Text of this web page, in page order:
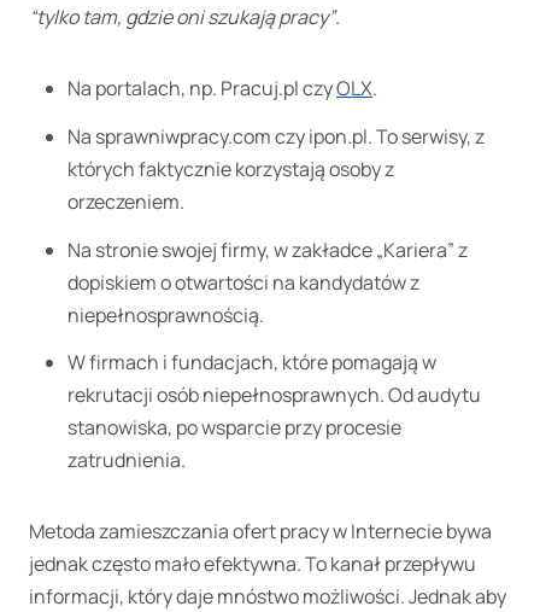
“tylko tam, gdzie oni szukają pracy”.
Na portalach, np. Pracuj.pl czyOLX.
Na sprawniwpracy.com czy ipon.pl. To serwisy, z
których faktycznie korzystają osoby z
orzeczeniem.
Na stronie swojej firmy, w zakładce „Kariera” z
dopiskiem o otwartości na kandydatów z
niepełnosprawnością.
W firmach i fundacjach, które pomagają w
rekrutacji osób niepełnosprawnych. Od audytu
stanowiska, po wsparcie przy procesie
zatrudnienia.
Metoda zamieszczania ofert pracy w Internecie bywa
jednak często mało efektywna. To kanał przepływu
informacji, który daje mnóstwo możliwości. Jednak aby